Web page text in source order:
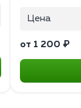
Цена
от 1 200 ₽